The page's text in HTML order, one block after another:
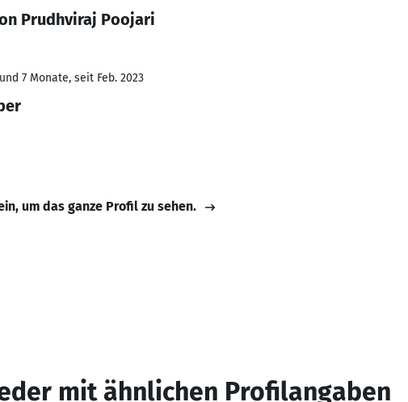
Prudhviraj Poojari
7 Monate, seit Feb. 2023
um das ganze Profil zu sehen.
mit ähnlichen Profilangaben